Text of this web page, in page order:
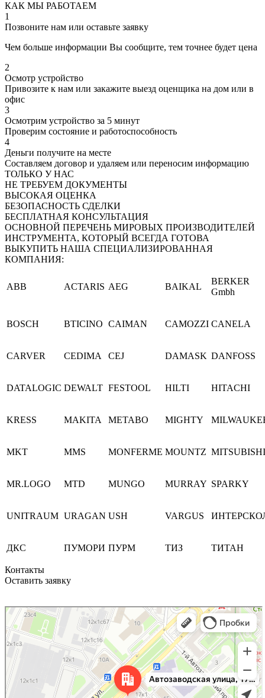
КАК МЫ РАБОТАЕМ
1
Позвоните нам или оставьте заявку
Чем больше информации Вы сообщите, тем точнее будет цена
2
Осмотр устройство
Привозите к нам или закажите выезд оценщика на дом или в
офис
3
Осмотрим устройство за 5 минут
Проверим состояние и работоспособность
4
Деньги получите на месте
Составляем договор и удаляем или переносим информацию
ТОЛЬКО У НАС
НЕ ТРЕБУЕМ ДОКУМЕНТЫ
ВЫСОКАЯ ОЦЕНКА
БЕЗОПАСНОСТЬ СДЕЛКИ
БЕСПЛАТНАЯ КОНСУЛЬТАЦИЯ
ОСНОВНОЙ ПЕРЕЧЕНЬ МИРОВЫХ ПРОИЗВОДИТЕЛЕЙ
ИНСТРУМЕНТА, КОТОРЫЙ ВСЕГДА ГОТОВА
ВЫКУПИТЬ НАША СПЕЦИАЛИЗИРОВАННАЯ
КОМПАНИЯ:
ABB ACTARIS AEG BAIKAL
BERKER
Gmbh
BOSCH BTICINO CAIMAN CAMOZZI CANELA
CARVER CEDIMA CEJ DAMASK DANFOSS
DATALOGIC DEWALT FESTOOL HILTI HITACHI
KRESS MAKITA METABO MIGHTY
MKT MMS MONFERME MOUNTZ MITSUBISHI
MR.LOGO MTD MUNGO MURRAY SPARKY
UNITRAUM URAGAN USH VARGUS
ДКС ПУМОРИ ПУРМ ТИЗ ТИТАН
Контакты
Оставить заявку